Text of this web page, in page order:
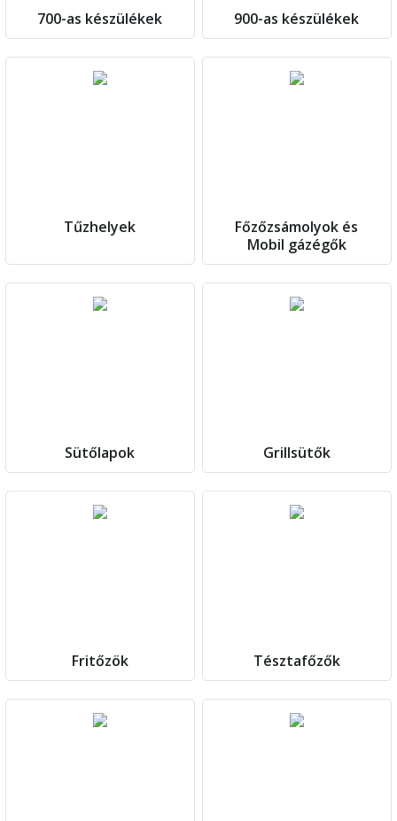
700-as készülékek 900-as készülékek
Tűzhelyek
Főzőzsámolyok és
Mobil gázégők
Sütőlapok Grillsütők
Fritőzök Tésztafőzők